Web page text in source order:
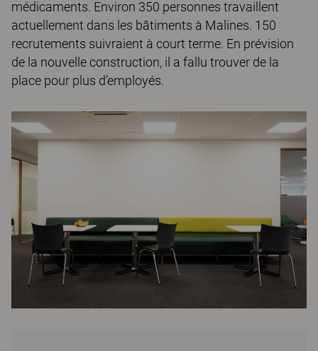
médicaments. Environ 350 personnes travaillent
actuellement dans les bâtiments à Malines. 150
recrutements suivraient à court terme. En prévision
de la nouvelle construction, il a fallu trouver de la
place pour plus d’employés.